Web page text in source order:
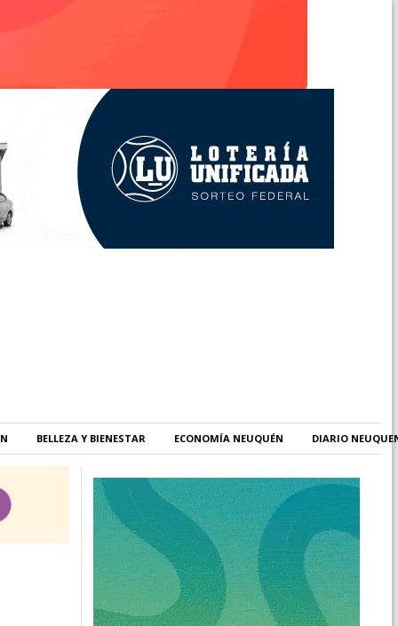
BELLEZA Y BIENESTAR ECONOMÍA NEUQUÉN DIARIO